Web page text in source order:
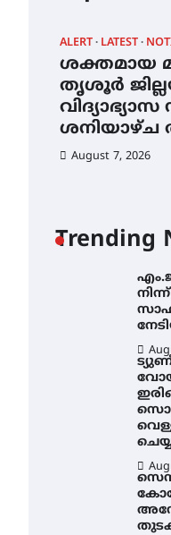
ALERT LATEST
ശക്തമായ
തൃശൂർ
ശനിയാഴ്ച
August 7, 2026
Trending